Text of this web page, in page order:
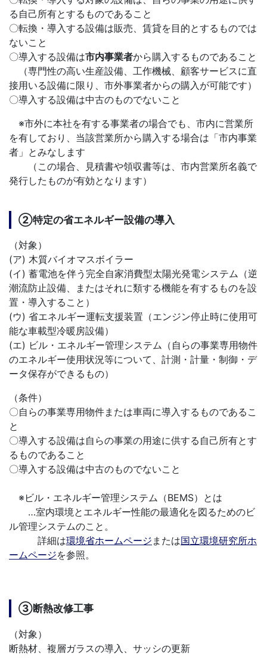
る自己所有とするものであること
〇転換・導入する設備は販売、賃貸を目的とするものでは
ないこと
〇導入する設備は市内事業者から購入するものであること
（専門性の高い生産設備、工作機械、顧客サービスに直
接用いる設備に限り、市外事業者からの購入が可能です）
〇導入する設備は中古のものでないこと
※市外に本社を有する事業者の場合でも、市内に営業所
を有しており、当該営業所から購入する場合は「市内事業
者」とみなします
（この場合、見積書や領収書等は、市内営業所名義で
発行したものが有効となります）
②特定の省エネルギー設備の導入
（対象）
(ア) 木質バイオマスボイラー
(イ) 蓄電池を伴う完全自家消費型太陽光発電システム（逆
潮流防止設備、またはそれに類する機能を有するものを設
置・導入すること）
(ウ) 省エネルギー運転支援装置（エンジン停止時に使用可
能な車載型冷暖房設備）
(エ) ビル・エネルギー管理システム（自らの事業専用物件
のエネルギー使用状況等について、計測・計量・制御・デ
ータ保存ができるもの）
（条件）
〇自らの事業専用物件または車両に導入するものであるこ
と
〇導入する設備は自らの事業の用途に供する自己所有とす
るものであること
〇導入する設備は中古のものでないこと
※ビル・エネルギー管理システム（BEMS）とは
…室内環境とエネルギー性能の最適化を図るためのビ
ル管理システムのこと。
詳細は環境省ホームページ または国立環境研究所ホ
ームページを参照。
③断熱改修工事
（対象）
断熱材、複層ガラスの導入、サッシの更新